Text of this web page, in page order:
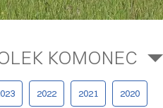
KOMONEC
2022 2021 2020